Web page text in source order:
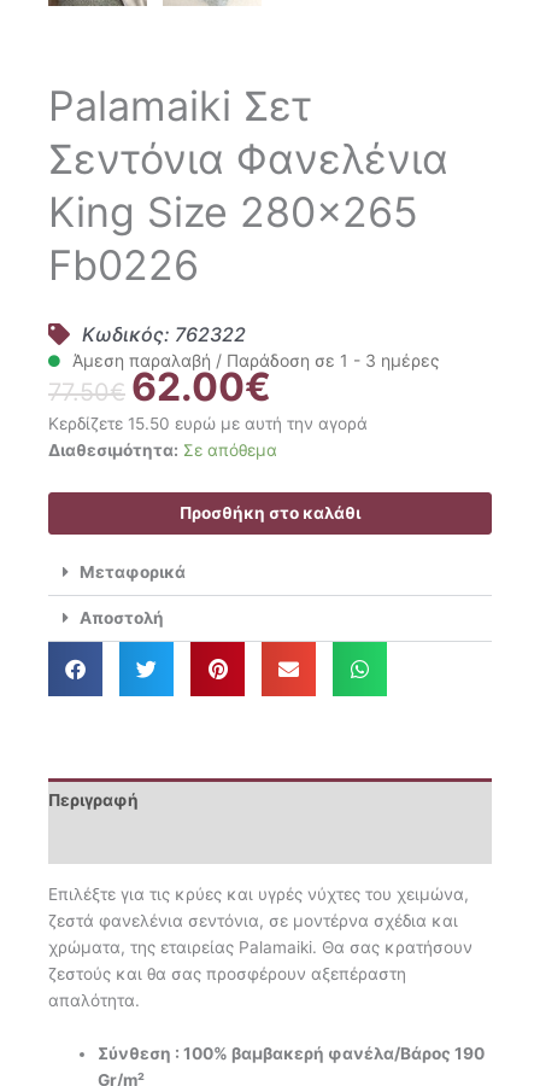
Palamaiki Σετ
Σεντόνια Φανελένια
King Size 280×265
Fb0226
Κωδικός: 762322
Άμεση παραλαβή / Παράδοση σε 1 - 3 ημέρες
77.50€ Original
price
was:
77.50€.
62.00€
τρέχουσα
τιμή
είναι:
62.00€.
Κερδίζετε 15.50 ευρώ με αυτή την αγορά
Διαθεσιμότητα: Σε απόθεμα
Palamaiki
Φανελένια
Size
280x265
ποσότητα
Προσθήκη στο καλάθι
Μεταφορικά
Αποστολή
Περιγραφή
Επιλέξτε για τις κρύες και υγρές νύχτες του χειμώνα,
ζεστά φανελένια σεντόνια, σε μοντέρνα σχέδια και
χρώματα, της εταιρείας Palamaiki. Θα σας κρατήσουν
ζεστούς και θα σας προσφέρουν αξεπέραστη
απαλότητα.
Σύνθεση : 100% βαμβακερή φανέλα/Βάρος 190
Gr/m²